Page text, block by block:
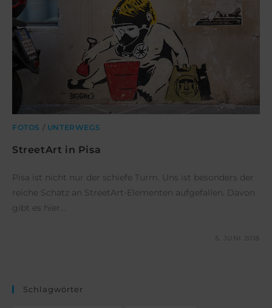
FOTOS / UNTERWEGS
StreetArt in Pisa
Pisa ist nicht nur der schiefe Turm. Uns ist besonders der
reiche Schatz an StreetArt-Elementen aufgefallen. Davon
gibt es hier…
Schlagwörter